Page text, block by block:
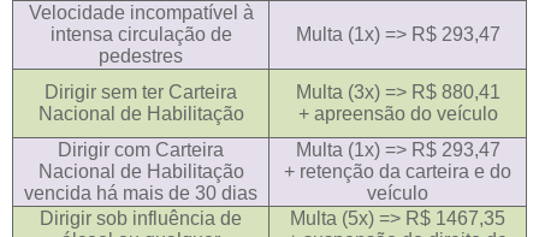
Velocidade incompatível à
intensa circulação de
pedestres
Multa (1x) => R$ 293,47
Dirigir sem ter Carteira
Nacional de Habilitação
Multa (3x) => R$ 880,41
+ apreensão do veículo
Dirigir com Carteira
Nacional de Habilitação
vencida há mais de 30 dias
Multa (1x) => R$ 293,47
+ retenção da carteira e do
veículo
Dirigir sob influência de
Multa (5x) => R$ 1467,35